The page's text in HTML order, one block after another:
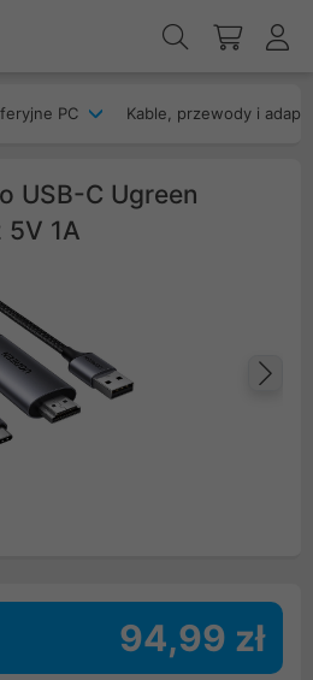
PC Kable, przewody i
USB-C Ugreen
1A
94,99 zł